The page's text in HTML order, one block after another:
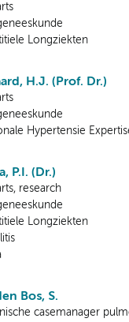
Longziekten
H.J. (Prof. Dr.)
Hypertensie
P.I. (Dr.)
research
Longziekten
Bos, S.
casemanager